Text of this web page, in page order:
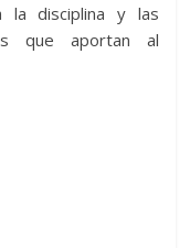
la disciplina y las
que aportan al